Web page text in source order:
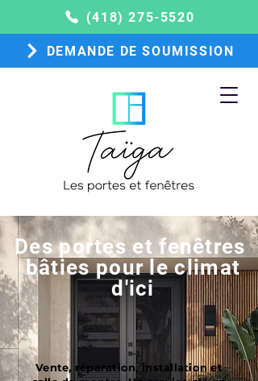
(418) 275-5520
DEMANDE DE SOUMISSION
Des portes et fenêtres
bâties pour le climat
d'ici
Vente, réparation, installation et